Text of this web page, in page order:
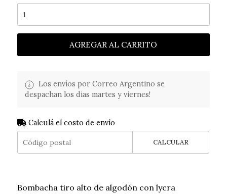
AGREGAR AL CARRITO
Los envíos por Correo Argentino se
despachan los dias martes y viernes!
Calculá el costo de envío
CALCULAR
Bombacha tiro alto de algodón con lycra